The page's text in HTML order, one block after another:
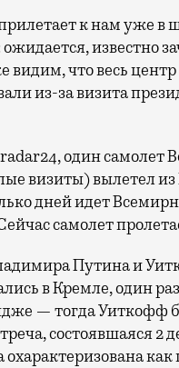
к нам уже в
известно
что весь центр
из-за визита
один самолет
визиты) вылетел
дней идет
самолет
Путина и
в Кремле, один
— тогда Уиткофф
состоявшаяся 2